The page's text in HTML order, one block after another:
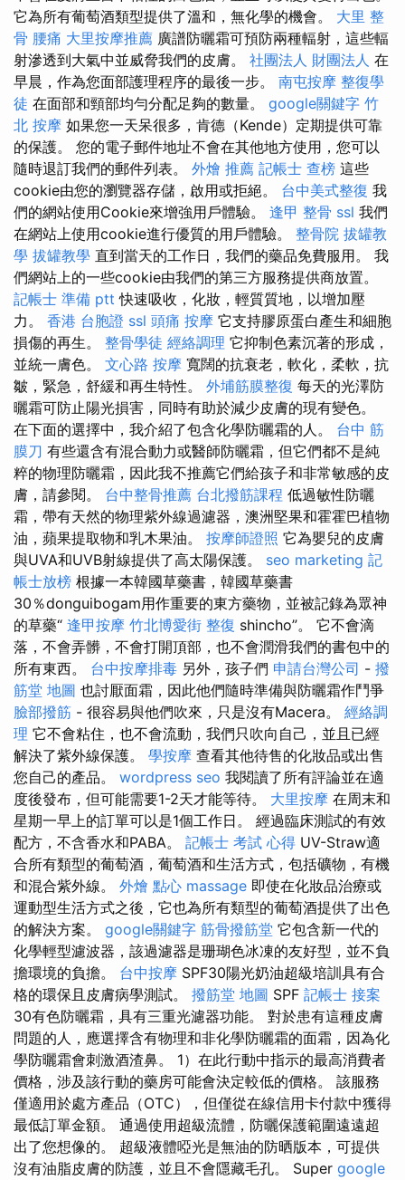
它為所有葡萄酒類型提供了溫和，無化學的機會。 大里 整
骨 腰痛 大里按摩推薦 廣譜防曬霜可預防兩種輻射，這些輻
射滲透到大氣中並威脅我們的皮膚。 社團法人 財團法人 在
早晨，作為您面部護理程序的最後一步。 南屯按摩 整復學
徒 在面部和頸部均勻分配足夠的數量。 google關鍵字 竹
北 按摩 如果您一天呆很多，肯德（Kende）定期提供可靠
的保護。 您的電子郵件地址不會在其他地方使用，您可以
隨時退訂我們的郵件列表。 外燴 推薦 記帳士 查榜 這些
cookie由您的瀏覽器存儲，啟用或拒絕。 台中美式整復 我
們的網站使用Cookie來增強用戶體驗。 逢甲 整骨 ssl 我們
在網站上使用cookie進行優質的用戶體驗。 整骨院 拔罐教
學 拔罐教學 直到當天的工作日，我們的藥品免費服用。 我
們網站上的一些cookie由我們的第三方服務提供商放置。
記帳士 準備 ptt 快速吸收，化妝，輕質質地，以增加壓
力。 香港 台胞證 ssl 頭痛 按摩 它支持膠原蛋白產生和細胞
損傷的再生。 整骨學徒 經絡調理 它抑制色素沉著的形成，
並統一膚色。 文心路 按摩 寬闊的抗衰老，軟化，柔軟，抗
皺，緊急，舒緩和再生特性。 外埔筋膜整復 每天的光澤防
曬霜可防止陽光損害，同時有助於減少皮膚的現有變色。
在下面的選擇中，我介紹了包含化學防曬霜的人。 台中 筋
膜刀 有些還含有混合動力或醫師防曬霜，但它們都不是純
粹的物理防曬霜，因此我不推薦它們給孩子和非常敏感的皮
膚，請參閱。 台中整骨推薦 台北撥筋課程 低過敏性防曬
霜，帶有天然的物理紫外線過濾器，澳洲堅果和霍霍巴植物
油，蘋果提取物和乳木果油。 按摩師證照 它為嬰兒的皮膚
與UVA和UVB射線提供了高太陽保護。 seo marketing 記
帳士放榜 根據一本韓國草藥書，韓國草藥書
30％donguibogam用作重要的東方藥物，並被記錄為眾神
的草藥“ 逢甲按摩 竹北博愛街 整復 shincho”。 它不會滴
落，不會弄髒，不會打開頂部，也不會潤滑我們的書包中的
所有東西。 台中按摩排毒 另外，孩子們 申請台灣公司 - 撥
筋堂 地圖 也討厭面霜，因此他們隨時準備與防曬霜作鬥爭
臉部撥筋 - 很容易與他們吹來，只是沒有Macera。 經絡調
理 它不會粘住，也不會流動，我們只吹向自己，並且已經
解決了紫外線保護。 學按摩 查看其他待售的化妝品或出售
您自己的產品。 wordpress seo 我閱讀了所有評論並在適
度後發布，但可能需要1-2天才能等待。 大里按摩 在周末和
星期一早上的訂單可以是1個工作日。 經過臨床測試的有效
配方，不含香水和PABA。 記帳士 考試 心得 UV-Straw適
合所有類型的葡萄酒，葡萄酒和生活方式，包括礦物，有機
和混合紫外線。 外燴 點心 massage 即使在化妝品治療或
運動型生活方式之後，它也為所有類型的葡萄酒提供了出色
的解決方案。 google關鍵字 筋骨撥筋堂 它包含新一代的
化學輕型濾波器，該過濾器是珊瑚色冰凍的友好型，並不負
擔環境的負擔。 台中按摩 SPF30陽光奶油超級培訓具有合
格的環保且皮膚病學測試。 撥筋堂 地圖 SPF 記帳士 接案
30有色防曬霜，具有三重光濾器功能。 對於患有這種皮膚
問題的人，應選擇含有物理和非化學防曬霜的面霜，因為化
學防曬霜會刺激酒渣鼻。 1）在此行動中指示的最高消費者
價格，涉及該行動的藥房可能會決定較低的價格。 該服務
僅適用於處方產品（OTC），但僅從在線信用卡付款中獲得
最低訂單金額。 通過使用超級流體，防曬保護範圍遠遠超
出了您想像的。 超級液體啞光是無油的防晒版本，可提供
沒有油脂皮膚的防護，並且不會隱藏毛孔。 Super google